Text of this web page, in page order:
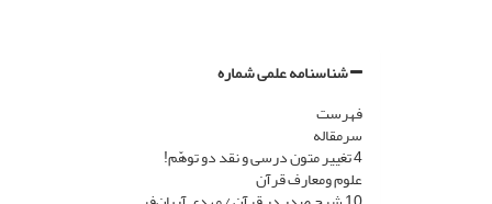
شناسنامه علمی شماره
فهرست
سرمقاله
4 تغییر متون درسی و نقد دو توهّم!
علوم ومعارف قرآن